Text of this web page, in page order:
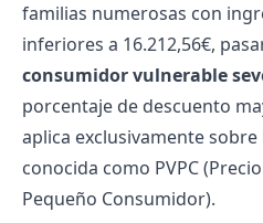
familias numerosas con
inferiores a 16.212,56€,
consumidor vulnerable
porcentaje de descuento
aplica exclusivamente
conocida como PVPC
Pequeño Consumidor).